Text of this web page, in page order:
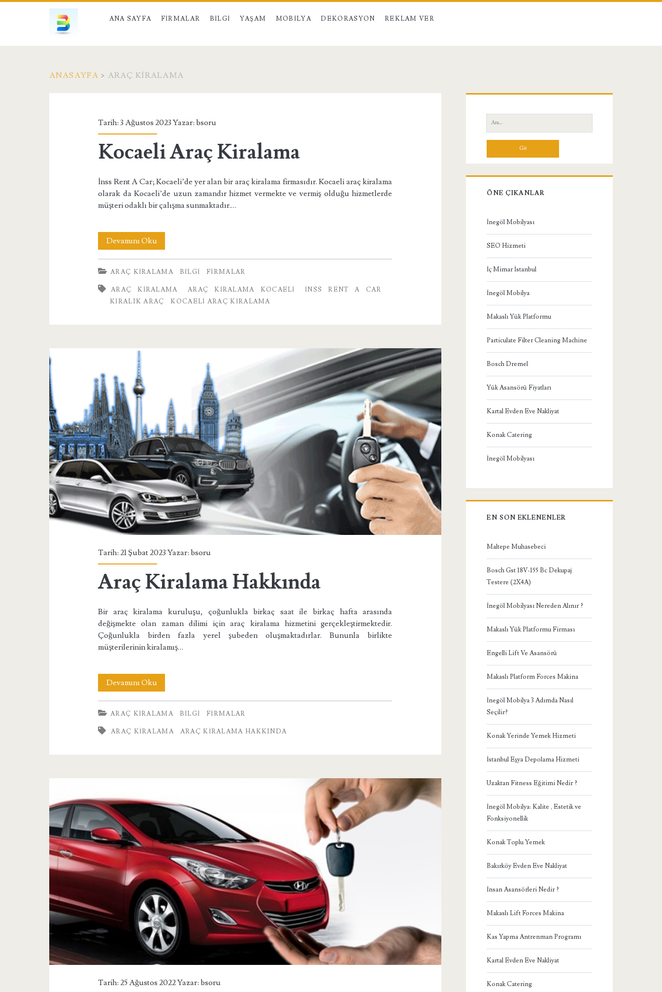
ANA SAYFA FIRMALAR BILGI YAŞAM MOBILYA DEKORASYON REKLAM VER
ANASAYFA > ARAÇ KIRALAMA
<span>Araç
kiralama</span>
Tarih: 3 Ağustos 2023 Yazar:bsoru
Kocaeli Araç Kiralama
İnss Rent A Car; Kocaeli’de yer alan bir araç kiralama firmasıdır. Kocaeli araç kiralama
olarak da Kocaeli’de uzun zamandır hizmet vermekte ve vermiş olduğu hizmetlerde
müşteri odaklı bir çalışma sunmaktadır.…
Devamını OkuKocaeli
Araç
Kiralama
ARAÇ KIRALAMA BILGI FIRMALAR
ARAÇ KIRALAMA ARAÇ KIRALAMA KOCAELI
INSS RENT A CAR
KIRALIK ARAÇ
KOCAELI ARAÇ KIRALAMA
Tarih: 21 Şubat 2023 Yazar:bsoru
Araç Kiralama Hakkında
Bir araç kiralama kuruluşu, çoğunlukla birkaç saat ile birkaç hafta arasında
değişmekte olan zaman dilimi için araç kiralama hizmetini gerçekleştirmektedir.
Çoğunlukla birden fazla yerel şubeden oluşmaktadırlar. Bununla birlikte
müşterilerinin kiralamış…
Devamını OkuAraç
Kiralama
Hakkında
ARAÇ KIRALAMA BILGI FIRMALAR
ARAÇ KIRALAMA ARAÇ KIRALAMA HAKKINDA
Tarih: 25 Ağustos 2022 Yazar:bsoru
Yan
Menü
Ara:
ÖNE ÇIKANLAR
İnegöl Mobilyası
SEO Hizmeti
İç Mimar İstanbul
İnegöl Mobilya
Makaslı Yük Platformu
Particulate Filter Cleaning Machine
Bosch Dremel
Yük Asansörü Fiyatları
Kartal Evden Eve Nakliyat
Konak Catering
İnegöl Mobilyası
EN SON EKLENENLER
Maltepe Muhasebeci
Bosch Gst 18V-155 Bc Dekupaj
Testere (2X4A)
İnegöl Mobilyası Nereden Alınır ?
Makaslı Yük Platformu Firması
Engelli Lift Ve Asansörü
Makaslı Platform Forces Makina
İnegöl Mobilya 3 Adımda Nasıl
Seçilir?
Konak Yerinde Yemek Hizmeti
İstanbul Eşya Depolama Hizmeti
Uzaktan Fitness Eğitimi Nedir ?
İnegöl Mobilya: Kalite , Estetik ve
Fonksiyonellik
Konak Toplu Yemek
Bakırköy Evden Eve Nakliyat
İnsan Asansörleri Nedir ?
Makaslı Lift Forces Makina
Kas Yapma Antrenman Programı
Kartal Evden Eve Nakliyat
Konak Catering